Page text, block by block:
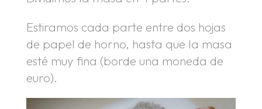
Estiramos cada parte entre dos hojas
de papel de horno, hasta que la masa
esté muy fina (borde una moneda de
euro).